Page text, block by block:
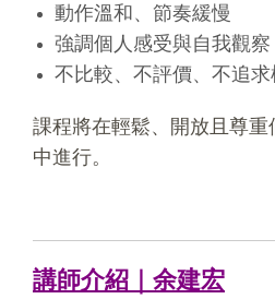
動作溫和、節奏緩慢
強調個人感受與自我觀察
不比較、不評價、不追
課程將在輕鬆、開放且尊重
中進行。
講師介紹｜余建宏